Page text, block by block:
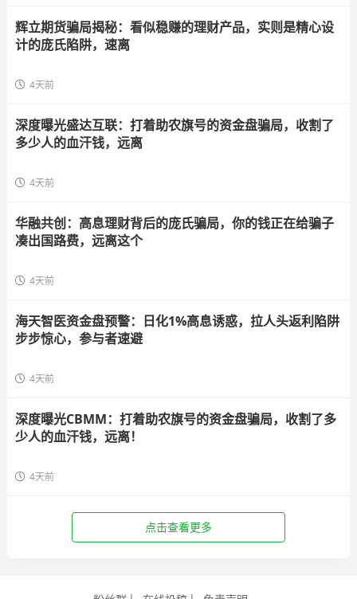
辉立期货骗局揭秘：看似稳赚的理财产品，实则是精心设
计的庞氏陷阱，速离
4天前
深度曝光盛达互联：打着助农旗号的资金盘骗局，收割了
多少人的血汗钱，远离
4天前
华融共创：高息理财背后的庞氏骗局，你的钱正在给骗子
凑出国路费，远离这个
4天前
海天智医资金盘预警：日化1%高息诱惑，拉人头返利陷阱
步步惊心，参与者速避
4天前
深度曝光CBMM：打着助农旗号的资金盘骗局，收割了多
少人的血汗钱，远离！
4天前
点击查看更多